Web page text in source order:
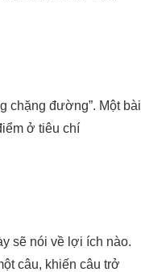
chặng đường”. Một bài
ở tiêu chí
sẽ nói về lợi ích nào.
câu, khiến câu trở